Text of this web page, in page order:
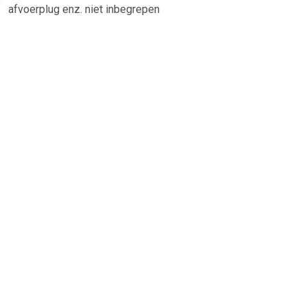
afvoerplug enz. niet inbegrepen